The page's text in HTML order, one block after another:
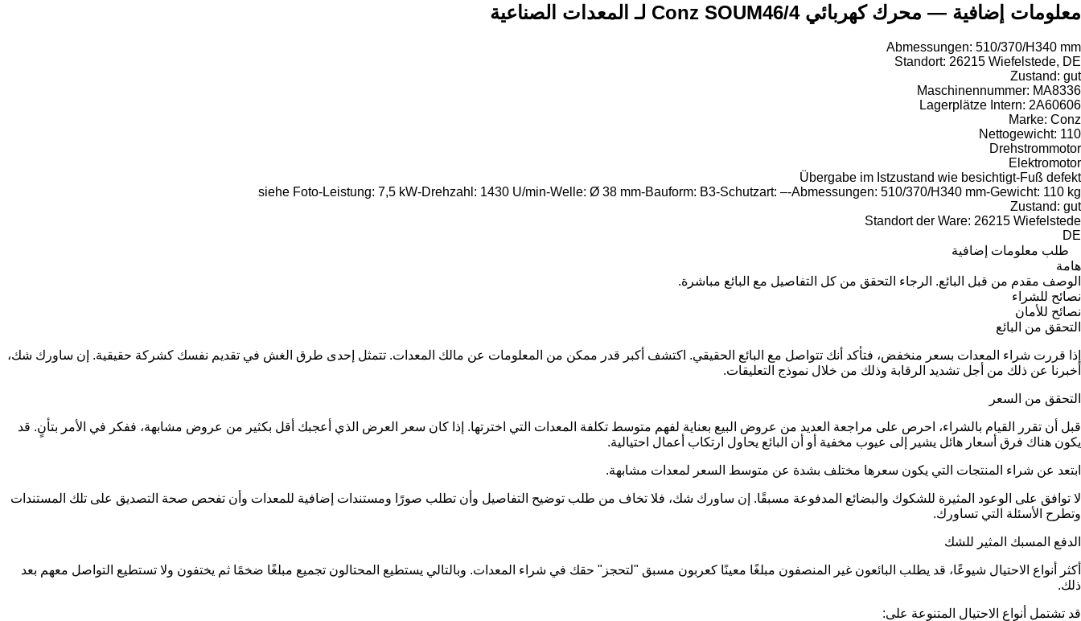
معلومات إضافية — محرك كهربائي Conz SOUM46/4 لـ المعدات الصناعية
Abmessungen: 510/370/H340 mm
Standort: 26215 Wiefelstede, DE
Zustand: gut
Maschinennummer: MA8336
Lagerplätze Intern: 2A60606
Marke: Conz
Nettogewicht: 110
Drehstrommotor
Elektromotor
Übergabe im Istzustand wie besichtigt-Fuß defekt
siehe Foto-Leistung: 7,5 kW-Drehzahl: 1430 U/min-Welle: Ø 38 mm-Bauform: B3-Schutzart: –-Abmessungen: 510/370/H340 mm-Gewicht: 110 kg
Zustand: gut
Standort der Ware: 26215 Wiefelstede
DE
طلب معلومات إضافية
هامة
الوصف مقدم من قبل البائع. الرجاء التحقق من كل التفاصيل مع البائع مباشرة.
نصائح للشراء
نصائح للأمان
التحقق من البائع
إذا قررت شراء المعدات بسعر منخفض، فتأكد أنك تتواصل مع البائع الحقيقي. اكتشف أكبر قدر ممكن من المعلومات عن مالك المعدات. تتمثل إحدى طرق الغش في تقديم نفسك كشركة حقيقية. إن ساورك شك،
أخبرنا عن ذلك من أجل تشديد الرقابة وذلك من خلال نموذج التعليقات.
التحقق من السعر
قبل أن تقرر القيام بالشراء، احرص على مراجعة العديد من عروض البيع بعناية لفهم متوسط تكلفة المعدات التي اخترتها. إذا كان سعر العرض الذي أعجبك أقل بكثير من عروض مشابهة، ففكر في الأمر بتأنٍ. قد
يكون هناك فرق أسعار هائل يشير إلى عيوب مخفية أو أن البائع يحاول ارتكاب أعمال احتيالية.
ابتعد عن شراء المنتجات التي يكون سعرها مختلف بشدة عن متوسط السعر لمعدات مشابهة.
لا توافق على الوعود المثيرة للشكوك والبضائع المدفوعة مسبقًا. إن ساورك شك، فلا تخاف من طلب توضيح التفاصيل وأن تطلب صورًا ومستندات إضافية للمعدات وأن تفحص صحة التصديق على تلك المستندات
وتطرح الأسئلة التي تساورك.
الدفع المسبك المثير للشك
أكثر أنواع الاحتيال شيوعًا، قد يطلب البائعون غير المنصفون مبلغًا معينًا كعربون مسبق "لتحجز" حقك في شراء المعدات. وبالتالي يستطيع المحتالون تجميع مبلغًا ضخمًا ثم يختفون ولا تستطيع التواصل معهم بعد
ذلك.
قد تشتمل أنواع الاحتيال المتنوعة على: